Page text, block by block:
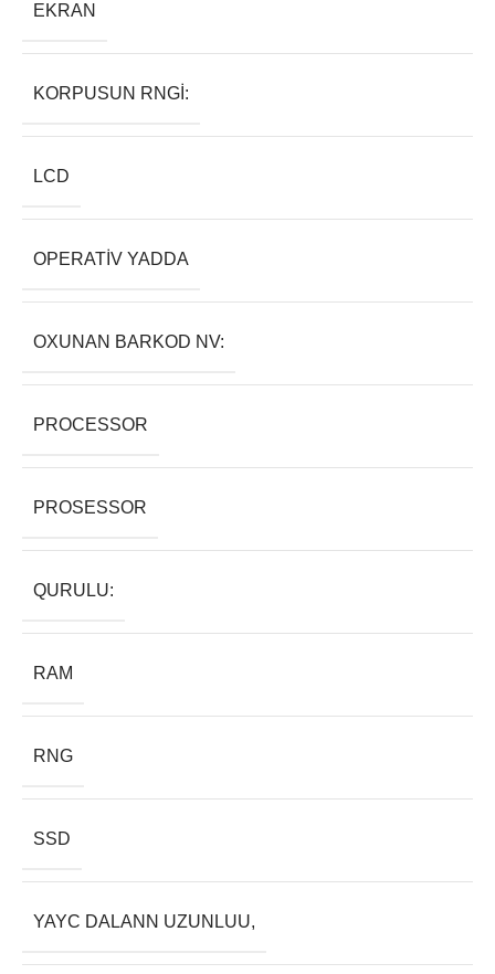
EKRAN
KORPUSUN RNGI:
LCD
OPERATIV YADDA
OXUNAN BARKOD NV:
PROCESSOR
PROSESSOR
QURULU:
RAM
RNG
SSD
YAYC DALANN UZUNLUU,